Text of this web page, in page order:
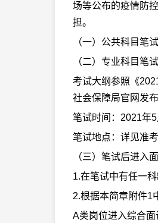
场等公布的疫情防
担。
（一）公共科目笔
（二）专业科目笔
考试大纲参照《
社会保障局官网发
笔试时间：2021年5
笔试地点：详见准
（三）笔试后进入
1.在笔试中有任一
2.根据本简章附件1
A类岗位进入综合